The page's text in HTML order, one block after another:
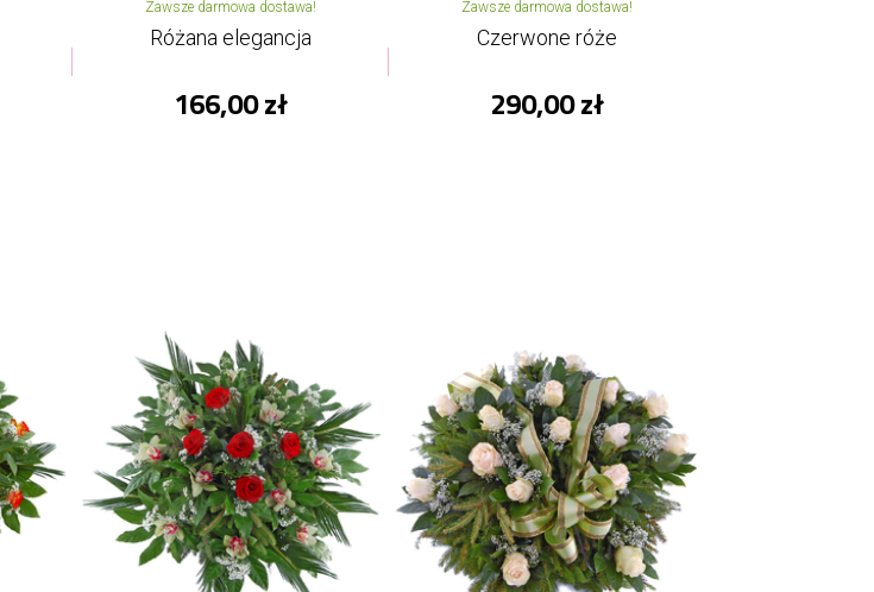
Zawsze darmowa dostawa!
Różana elegancja
166,00 zł
Zawsze darmowa dostawa!
Czerwone róże
290,00 zł